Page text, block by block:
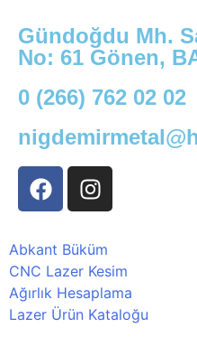
Gündoğdu Mh.
No: 61 Gönen,
0 (266) 762 02 02
Abkant Büküm
CNC Lazer Kesim
Ağırlık Hesaplama
Lazer Ürün Kataloğu